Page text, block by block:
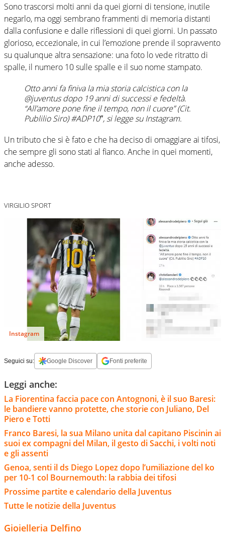
Sono trascorsi molti anni da quei giorni di tensione, inutile
negarlo, ma oggi sembrano frammenti di memoria distanti
dalla confusione e dalle riflessioni di quei giorni. Un passato
glorioso, eccezionale, in cui l’emozione prende il sopravvento
su qualunque altra sensazione: una foto lo vede ritratto di
spalle, il numero 10 sulle spalle e il suo nome stampato.
Otto anni fa finiva la mia storia calcistica con la
@juventus dopo 19 anni di successi e fedeltà.
“All’amore pone fine il tempo, non il cuore” (Cit.
Publilio Siro) #ADP10″, si legge su Instagram.
Un tributo che si è fato e che ha deciso di omaggiare ai tifosi,
che sempre gli sono stati al fianco. Anche in quei momenti,
anche adesso.
VIRGILIO SPORT
Instagram
Seguici su: Google Discover Fonti preferite
Leggi anche:
La Fiorentina faccia pace con Antognoni, è il suo Baresi:
le bandiere vanno protette, che storie con Juliano, Del
Piero e Totti
Franco Baresi, la sua Milano unita dal capitano Piscinin ai
suoi ex compagni del Milan, il gesto di Sacchi, i volti noti
e gli assenti
Genoa, senti il ds Diego Lopez dopo l’umiliazione del ko
per 10-1 col Bournemouth: la rabbia dei tifosi
Prossime partite e calendario della Juventus
Tutte le notizie della Juventus
Gioielleria Delfino